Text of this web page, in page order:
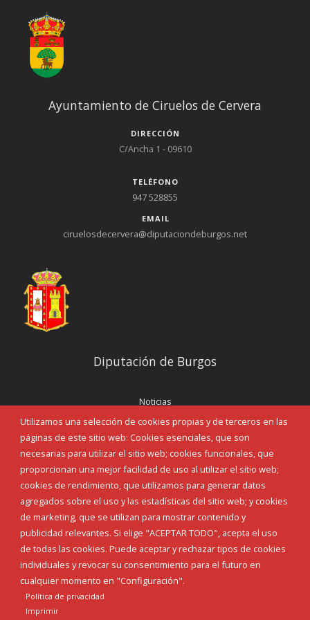
Utilizamos una selección de cookies propias y de terceros en las
páginas de este sitio web: Cookies esenciales, que son
necesarias para utilizar el sitio web; cookies funcionales, que
proporcionan una mejor facilidad de uso al utilizar el sitio web;
cookies de rendimiento, que utilizamos para generar datos
agregados sobre el uso y las estadísticas del sitio web; y cookies
de marketing, que se utilizan para mostrar contenido y
publicidad relevantes. Si elige "ACEPTAR TODO", acepta el uso
de todas las cookies. Puede aceptar y rechazar tipos de cookies
individuales y revocar su consentimiento para el futuro en
cualquier momento en "Configuración".
Política de privacidad
Imprimir
Ayuntamiento de Ciruelos de Cervera
DIRECCIÓN
C/Ancha 1 - 09610
TELÉFONO
947 528855
EMAIL
ciruelosdecervera@diputaciondeburgos.net
Diputación de Burgos
Noticias
Eventos
Corporación Municipal
Teléfonos de interés
INICIAR SESIÓN
MAPA WEB